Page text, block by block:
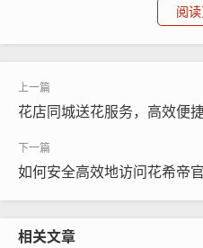
来越多的平台加入，如何提
性，成为每个平台需要思考
用户。
订花快鲜花配送平台的未来趋
随着消费者对生活品质的追
加注重用户体验和服务的个
阅
花店同城送花服务，高效便
如何安全高效地访问花希帝
相关文章